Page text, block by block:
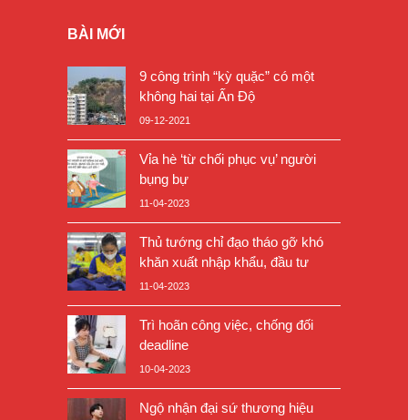
BÀI MỚI
9 công trình “kỳ quặc” có một
không hai tại Ấn Độ
09-12-2021
Vỉa hè ‘từ chối phục vụ’ người
bụng bự
11-04-2023
Thủ tướng chỉ đạo tháo gỡ khó
khăn xuất nhập khẩu, đầu tư
11-04-2023
Trì hoãn công việc, chống đối
deadline
10-04-2023
Ngộ nhận đại sứ thương hiệu